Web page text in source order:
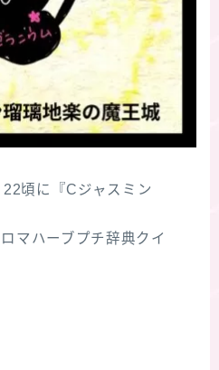
頃に『Cジャスミン
マハーブプチ辞典クイ